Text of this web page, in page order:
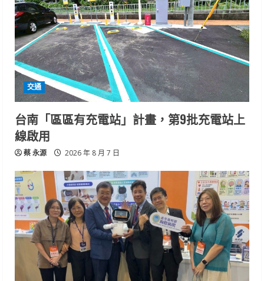
交通
台南「區區有充電站」計畫，第9批充電站上
線啟用
蔡 永源 2026 年 8 月 7 日